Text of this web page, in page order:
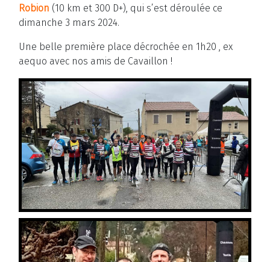
Robion (10 km et 300 D+), qui s’est déroulée ce
dimanche 3 mars 2024.
Une belle première place décrochée en 1h20 , ex
aequo avec nos amis de Cavaillon !